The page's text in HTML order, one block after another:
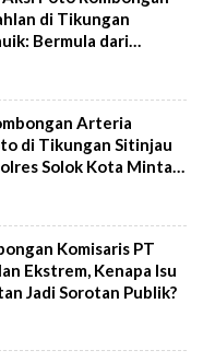
di Tikungan
Bermula dari
Arteria
di Tikungan Sitinjau
Solok Kota Minta
Komisaris PT
Ekstrem, Kenapa Isu
Jadi Sorotan Publik?